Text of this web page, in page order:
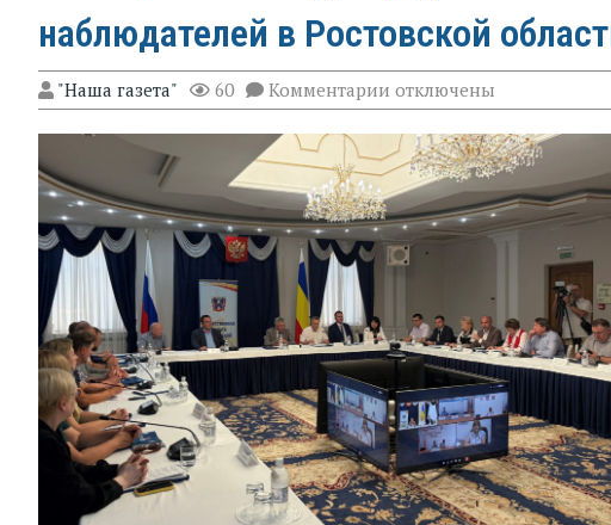
наблюдателей в Ростовской
"Наша газета" 60 Комментарии к
записи
Эксперт
Александр
Брод
высоко
оценил
подготовку
наблюдателей
в
области
отключены